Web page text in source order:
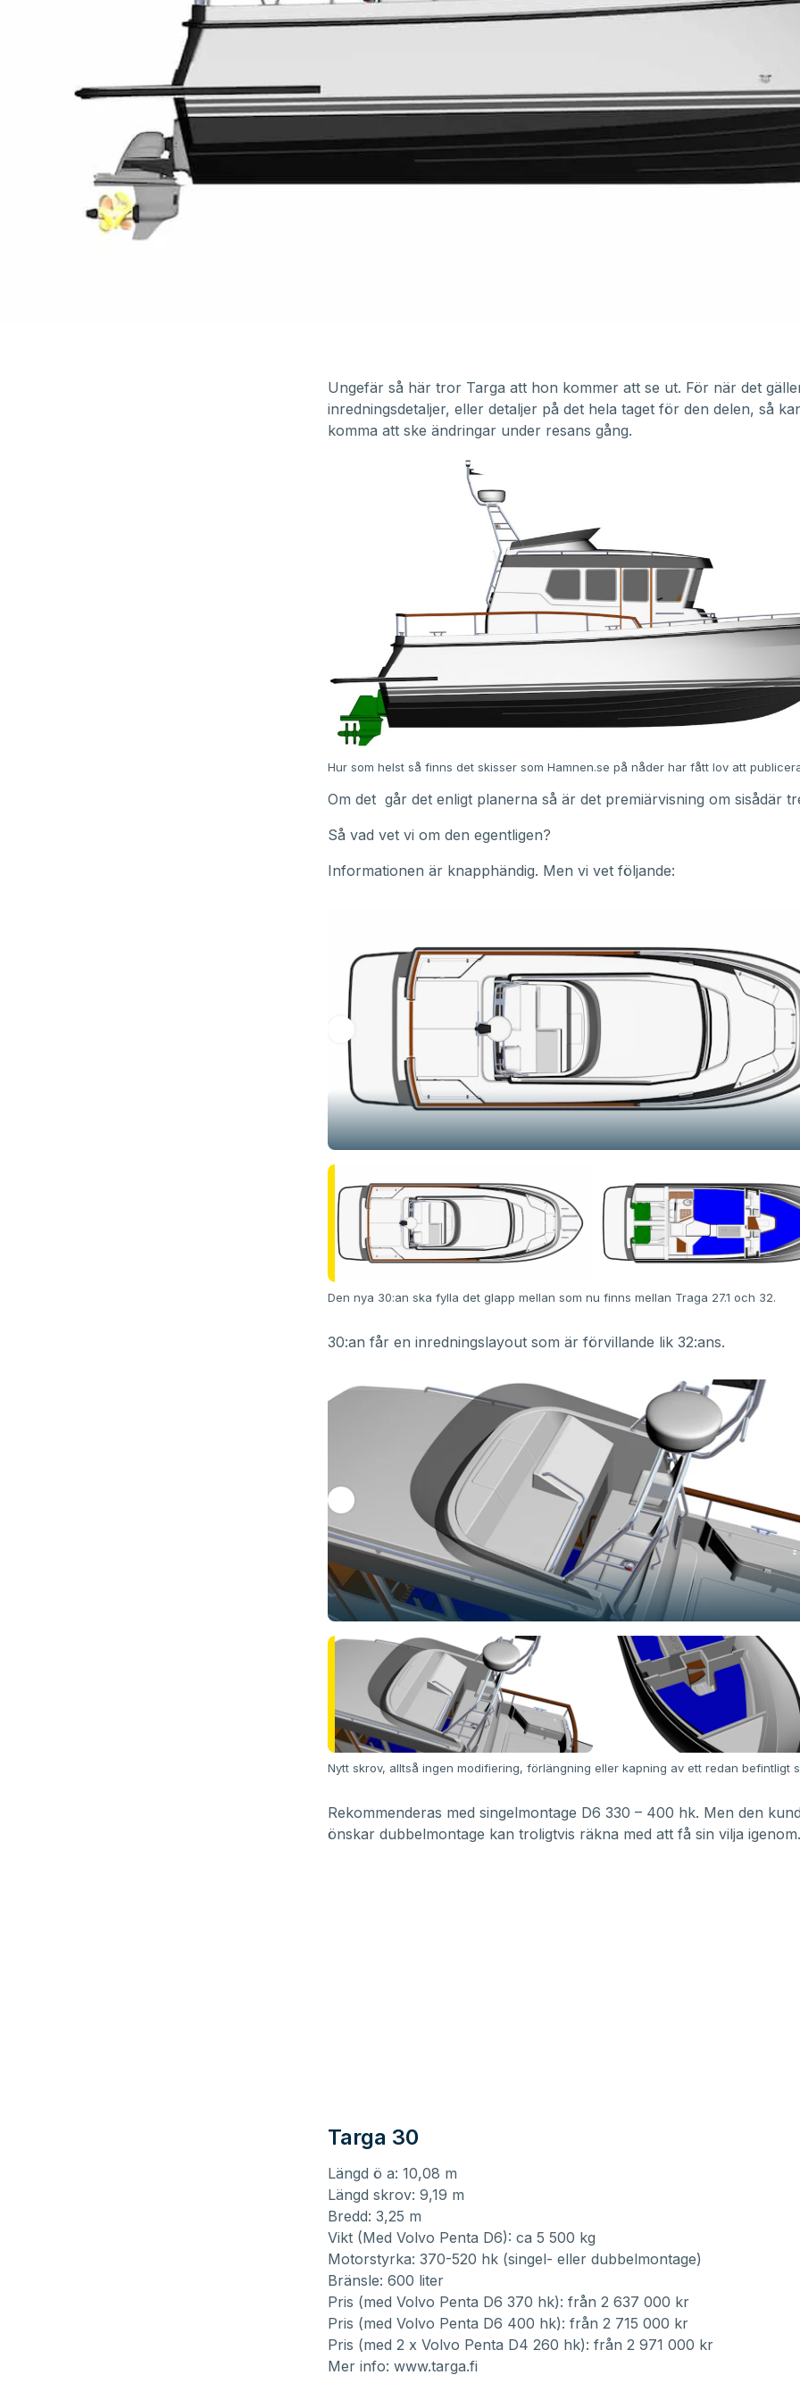
Ungefär så här tror Targa att hon kommer att se ut. För när det
inredningsdetaljer, eller detaljer på det hela taget för den delen, så
komma att ske ändringar under resans gång.
Hur som helst så finns det skisser som Hamnen.se på nåder har fått lov att
Om det går det enligt planerna så är det premiärvisning om sisådär
Så vad vet vi om den egentligen?
Informationen är knapphändig. Men vi vet följande:
Den nya 30:an ska fylla det glapp mellan som nu finns mellan Traga 27.1 och 32.
30:an får en inredningslayout som är förvillande lik 32:ans.
Nytt skrov, alltså ingen modifiering, förlängning eller kapning av ett redan befintligt
Rekommenderas med singelmontage D6 330 – 400 hk. Men den
önskar dubbelmontage kan troligtvis räkna med att få sin vilja igenom.
Targa 30
Längd ö a: 10,08 m
Längd skrov: 9,19 m
Bredd: 3,25 m
Vikt (Med Volvo Penta D6): ca 5 500 kg
Motorstyrka: 370-520 hk (singel- eller dubbelmontage)
Bränsle: 600 liter
Pris (med Volvo Penta D6 370 hk): från 2 637 000 kr
Pris (med Volvo Penta D6 400 hk): från 2 715 000 kr
Pris (med 2 x Volvo Penta D4 260 hk): från 2 971 000 kr
Mer info: www.targa.fi